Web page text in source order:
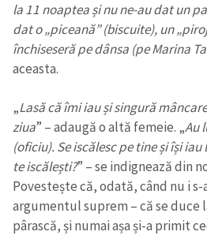
la 11 noaptea și nu ne-au dat un
dat o „piceană” (biscuite), un
închiseseră pe dânsa (pe Marina
aceasta.
„Lasă că îmi iau și singură
ziua” – adaugă o altă femeie. „Au
(oficiu). Se iscălesc pe tine și își
te iscălești?” – se indignează din
Povestește că, odată, când nu i s-
argumentul suprem – că se duce
pârască, și numai așa și-a primit
CITEȘTE